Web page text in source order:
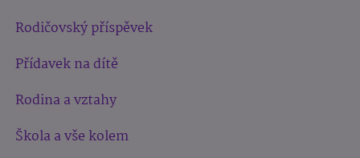
Rodičovský příspěvek
Přídavek na dítě
Rodina a vztahy
Škola a vše kolem